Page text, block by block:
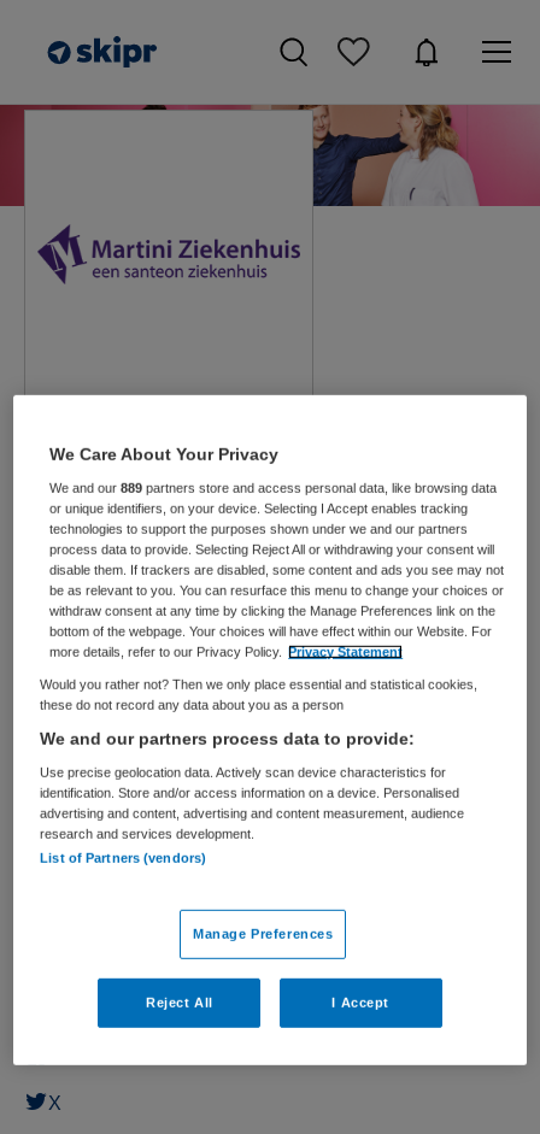
Groningen
Alle vacatures
Wij zijn een groot topklinisch opleidingsziekenhuis. Daar
zijn we trots op! Onze professionals werken met hart &
ziel aan waardevolle zorg: samen met de patiënt
aan kwaliteit van leven. Ons ziekenhuis heeft een
bovenregionale positie voor topklinische zorg in Noord-
zorg voor de regio Groningen.
Lees meer
X
We Care About Your Privacy
We and our889 partners store and access personal data, like browsing data
or unique identifiers, on your device. Selecting I Accept enables tracking
technologies to support the purposes shown under we and our partners
process data to provide. Selecting Reject All or withdrawing your consent will
disable them. If trackers are disabled, some content and ads you see may not
be as relevant to you. You can resurface this menu to change your choices or
withdraw consent at any time by clicking the Manage Preferences link on the
bottom of the webpage. Your choices will have effect within our Website. For
more details, refer to our Privacy Policy. Privacy Statement
Would you rather not? Then we only place essential and statistical cookies,
these do not record any data about you as a person
We and our partners process data to provide:
Use precise geolocation data. Actively scan device characteristics for
identification. Store and/or access information on a device. Personalised
advertising and content, advertising and content measurement, audience
research and services development.
List of Partners (vendors)
Manage Preferences
Reject All I Accept